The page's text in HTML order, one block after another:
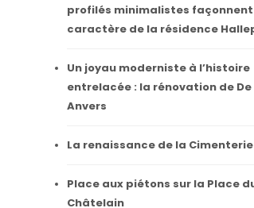
profilés minimalistes
caractère de la résidence
Un joyau moderniste à l’histoire
entrelacée : la rénovation de De
Anvers
La renaissance de la
Place aux piétons sur la Place
Châtelain